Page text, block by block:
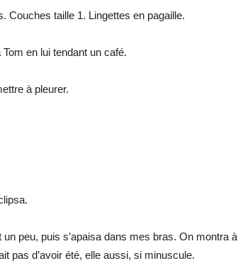
taille 1. Lingettes en pagaille.
en lui tendant un café.
à pleurer.
peu, puis s’apaisa dans mes bras. On montra à
pas d’avoir été, elle aussi, si minuscule.